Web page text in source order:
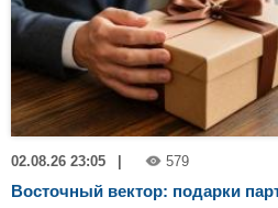
02.08.26 23:05 579
Восточный вектор: подарки